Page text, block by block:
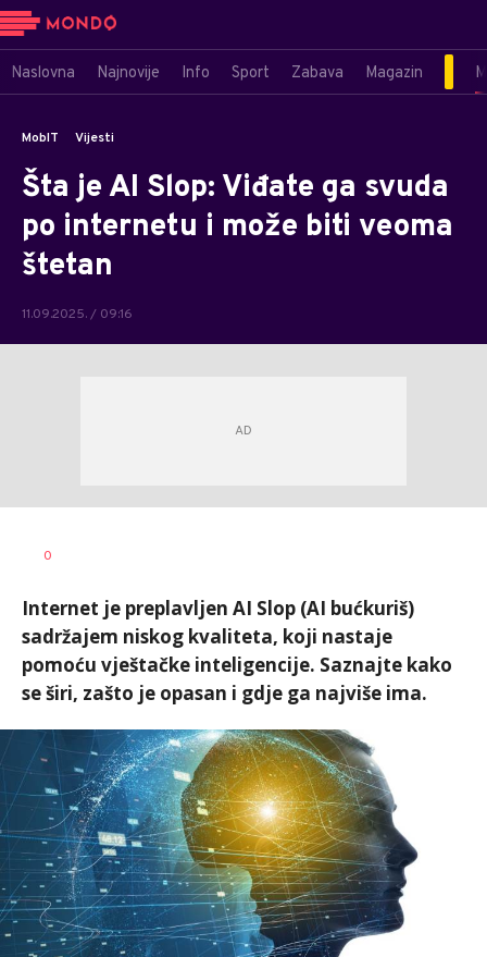
Naslovna Najnovije Info Sport Zabava Magazin
MobIT Vijesti
Šta je AI Slop: Viđate ga svuda
po internetu i može biti veoma
štetan
11.09.2025. / 09:16
AUTOR
0
Internet je preplavljen AI Slop (AI bućkuriš)
sadržajem niskog kvaliteta, koji nastaje
pomoću vještačke inteligencije. Saznajte kako
se širi, zašto je opasan i gdje ga najviše ima.